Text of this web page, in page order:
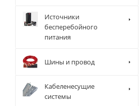
Источники
бесперебойного
питания
Шины и провод
Кабеленесущие
системы